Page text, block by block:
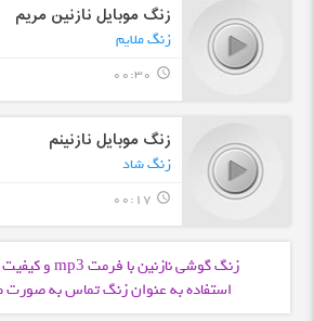
زنگ موبایل نازنین مریم
زنگ ملایم
query_builder
00:30
زنگ موبایل نازنینم
زنگ شاد
query_builder
00:17
زنگ گوشی نازنین با فرمت mp3 و کیفیت
استفاده به عنوان زنگ تماس به